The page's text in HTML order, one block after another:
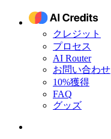
クレジット
プロセス
AI Router
お問い合わせ
10%獲得
FAQ
グッズ